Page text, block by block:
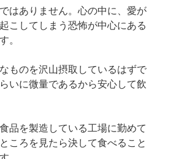
はありません。心の中に、愛が
こしてしまう恐怖が中心にある
。
ものを沢山摂取しているはずで
いに微量であるから安心して飲
品を製造している工場に勤めて
ころを見たら決して食べること